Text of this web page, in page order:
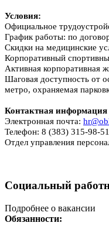
Условия:
Официальное
График работы: по
Скидки на медицинские
Корпоративный
Активная корпоративная
Шаговая доступность от
метро, охраняемая
Контактная информация
Электронная почта:
Телефон: 8 (383) 315-98-51
Отдел управления
Социальный
Подробнее о вакансии
Обязанности: